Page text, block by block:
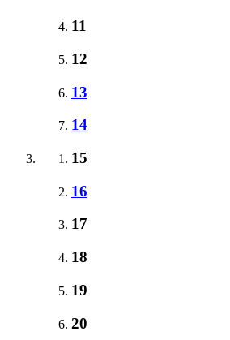
11
12
13
14
15
16
17
18
19
20